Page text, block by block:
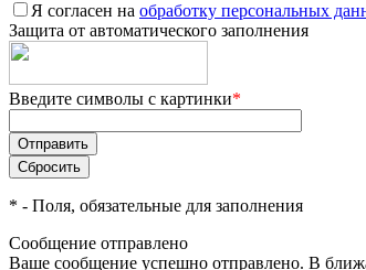
Я согласен на обработку персональных
Защита от автоматического заполнения
Введите символы с картинки*
* - Поля, обязательные для заполнения
Сообщение отправлено
Ваше сообщение успешно отправлено. В